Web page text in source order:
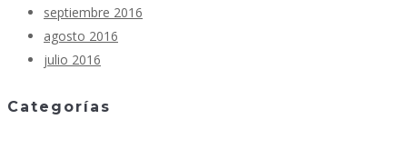
septiembre 2016
agosto 2016
julio 2016
Categorías